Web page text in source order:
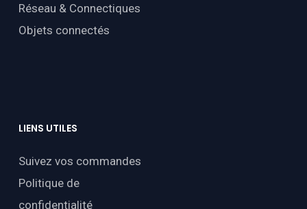
Réseau & Connectiques
Objets connectés
LIENS UTILES
Suivez vos commandes
Politique de
confidentialité